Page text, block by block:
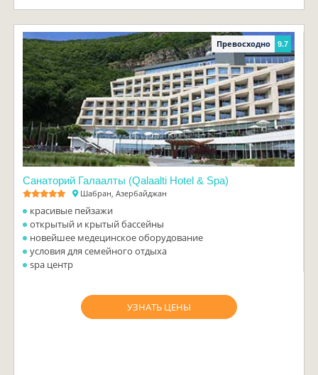
Превосходно 9.7
Санаторий Галаалты (Qalaalti Hotel & Spa)
Шабран, Азербайджан
красивые пейзажи
открытый и крытый бассейны
новейшее медецинское оборудование
условия для семейного отдыха
spa центр
УЗНАТЬ ЦЕНЫ